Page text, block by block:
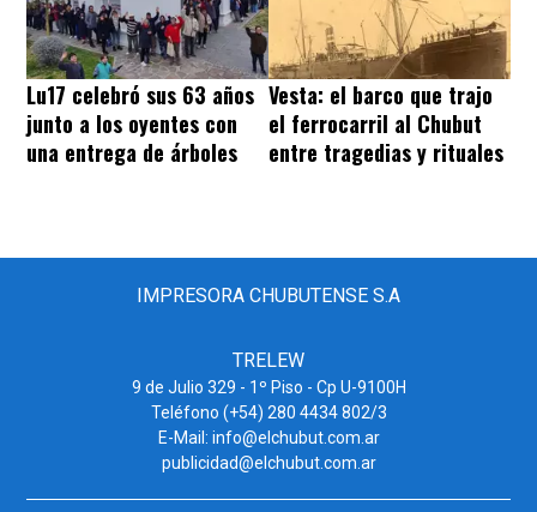
Lu17 celebró sus 63 años
junto a los oyentes con
una entrega de árboles
Vesta: el barco que trajo
el ferrocarril al Chubut
entre tragedias y rituales
IMPRESORA CHUBUTENSE S.A
TRELEW
9 de Julio 329 - 1º Piso - Cp U-9100H
Teléfono (+54) 280 4434 802/3
E-Mail: info@elchubut.com.ar
publicidad@elchubut.com.ar